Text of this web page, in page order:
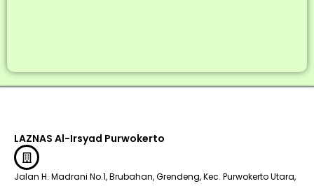
LAZNAS Al-Irsyad Purwokerto
Jalan H. Madrani No.1, Brubahan, Grendeng, Kec. Purwokerto Utara,